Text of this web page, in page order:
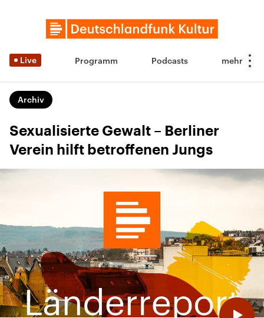
Live Programm Podcasts
Archiv
Sexualisierte Gewalt – Berliner
Verein hilft betroffenen Jungs